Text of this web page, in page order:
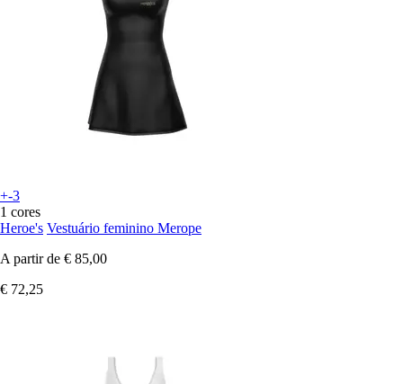
+-3
1 cores
Heroe's Vestuário feminino Merope
A partir de € 85,00
€ 72,25